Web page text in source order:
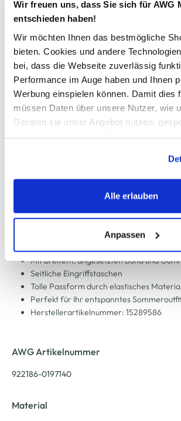
Wir freuen uns, dass Sie sich für AWG
entschieden haben!
Wir möchten Ihnen das bestmögliche
bieten. Cookies und andere
bei, dass die Webseite zuverlässig
Performance im Auge haben und Ihnen
Werbung einspielen können. Damit dies
müssen Daten über unsere Nutzer, wie
Geräten sie unser Angebot nutzen,
werden, werden bei der Nutzung der
Fall gesetzt. Cookies von Drittanbietern
Trackingzwecke werden nur dann
erlauben" bzw. "Alle erlauben" klicken.
(einschließlich der Möglichkeit, die
zu ändern oder zu widerrufen) erfahren
Cookie-Hinweisbzw. der
Alle erlauben
Anpassen
In den Warenkorb
Schneller DHL Versand: in 1–3
Kostenfreie Rücksendung innerhalb 14
Kostenlose Filiallieferung in Ihre
Zur Wunschliste
JDY JDYLOUISVILLE CATIA L Shorts
Mit breitem, angesetzten Bund und
Seitliche Eingriffstaschen
Tolle Passform durch elastisches Material
Perfekt für Ihr entspanntes
Herstellerartikelnummer: 15289586
AWG Artikelnummer
922186-0197140
Material